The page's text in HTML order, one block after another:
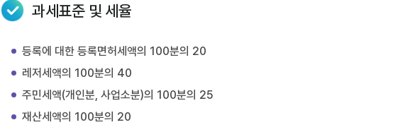
과세표준 및 세율
등록에 대한 등록면허세액의 100분의 20
레저세액의 100분의 40
주민세액(개인분, 사업소분)의 100분의 25
재산세액의 100분의 20